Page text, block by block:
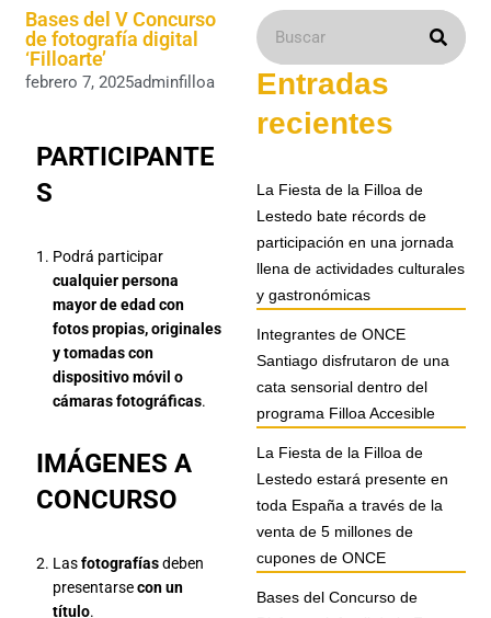
Bases del V Concurso
de fotografía digital
‘Filloarte’
febrero 7, 2025adminfilloa
PARTICIPANTE
S
Podrá participar
cualquier persona
mayor de edad con
fotos propias, originales
y tomadas con
dispositivo móvil o
cámaras fotográficas.
IMÁGENES A
CONCURSO
Lasfotografíasdeben
presentarsecon un
título.
Entradas
recientes
La Fiesta de la Filloa de
Lestedo bate récords de
participación en una jornada
llena de actividades culturales
y gastronómicas
Integrantes de ONCE
Santiago disfrutaron de una
cata sensorial dentro del
programa Filloa Accesible
La Fiesta de la Filloa de
Lestedo estará presente en
toda España a través de la
venta de 5 millones de
cupones de ONCE
Bases del Concurso de